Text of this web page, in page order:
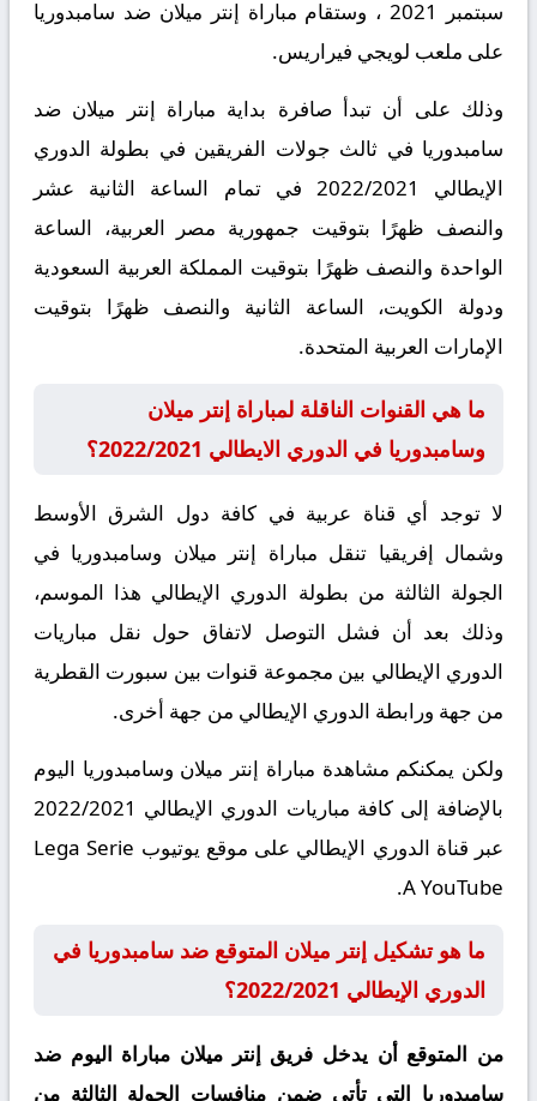
سبتمبر 2021 ، وستقام مباراة إنتر ميلان ضد سامبدوريا
على ملعب لويجي فيراريس.
وذلك على أن تبدأ صافرة بداية مباراة إنتر ميلان ضد
سامبدوريا في ثالث جولات الفريقين في بطولة الدوري
الإيطالي 2022/2021 في تمام الساعة الثانية عشر
والنصف ظهرًا بتوقيت جمهورية مصر العربية، الساعة
الواحدة والنصف ظهرًا بتوقيت المملكة العربية السعودية
ودولة الكويت، الساعة الثانية والنصف ظهرًا بتوقيت
الإمارات العربية المتحدة.
ما هي القنوات الناقلة لمباراة إنتر ميلان
وسامبدوريا في الدوري الايطالي 2022/2021؟
لا توجد أي قناة عربية في كافة دول الشرق الأوسط
وشمال إفريقيا تنقل مباراة إنتر ميلان وسامبدوريا في
الجولة الثالثة من بطولة الدوري الإيطالي هذا الموسم،
وذلك بعد أن فشل التوصل لاتفاق حول نقل مباريات
الدوري الإيطالي بين مجموعة قنوات بين سبورت القطرية
من جهة ورابطة الدوري الإيطالي من جهة أخرى.
ولكن يمكنكم مشاهدة مباراة إنتر ميلان وسامبدوريا اليوم
بالإضافة إلى كافة مباريات الدوري الإيطالي 2022/2021
عبر قناة الدوري الإيطالي على موقع يوتيوب Lega Serie
A YouTube.
ما هو تشكيل إنتر ميلان المتوقع ضد سامبدوريا في
الدوري الإيطالي 2022/2021؟
من المتوقع أن يدخل فريق إنتر ميلان مباراة اليوم ضد
سامبدوريا التي تأتي ضمن منافسات الجولة الثالثة من